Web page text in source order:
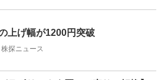
上げ幅が1200円突破
株探ニュース